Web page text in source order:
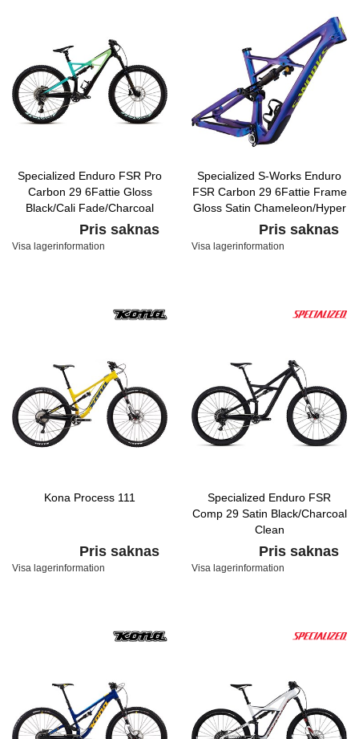
Specialized Enduro FSR Pro
Carbon 29 6Fattie Gloss
Black/Cali Fade/Charcoal
Pris saknas
Visa lagerinformation
Specialized S-Works Enduro
FSR Carbon 29 6Fattie Frame
Gloss Satin Chameleon/Hyper
Pris saknas
Visa lagerinformation
Kona Process 111
Pris saknas
Visa lagerinformation
Specialized Enduro FSR
Comp 29 Satin Black/Charcoal
Clean
Pris saknas
Visa lagerinformation